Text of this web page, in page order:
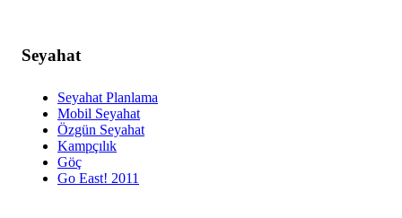
Seyahat
Seyahat Planlama
Mobil Seyahat
Özgün Seyahat
Kampçılık
Göç
Go East! 2011